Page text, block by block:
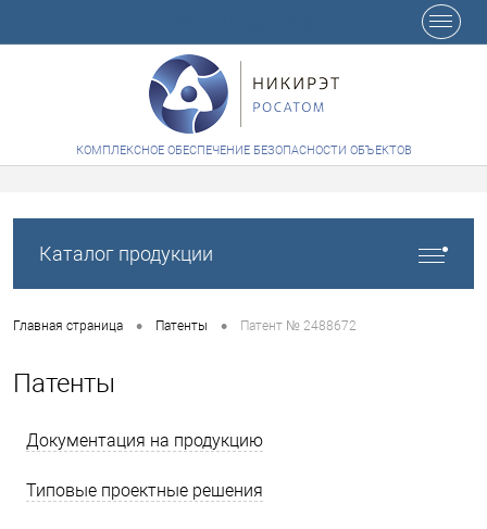
КОМПЛЕКСНОЕ ОБЕСПЕЧЕНИЕ БЕЗОПАСНОСТИ ОБЪЕКТОВ
Каталог продукции
Главная страница • Патенты • Патент № 2488672
Патенты
Документация на продукцию
Типовые проектные решения